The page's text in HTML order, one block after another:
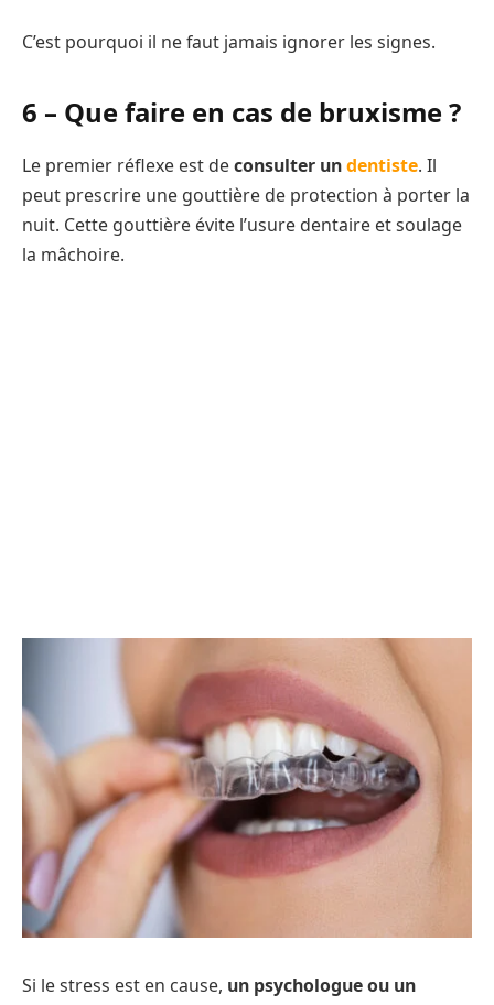
C’est pourquoi il ne faut jamais ignorer les signes.
6 – Que faire en cas de bruxisme ?
Le premier réflexe est deconsulter undentiste. Il
peut prescrire une gouttière de protection à porter la
nuit. Cette gouttière évite l’usure dentaire et soulage
la mâchoire.
Si le stress est en cause, un psychologue ou un